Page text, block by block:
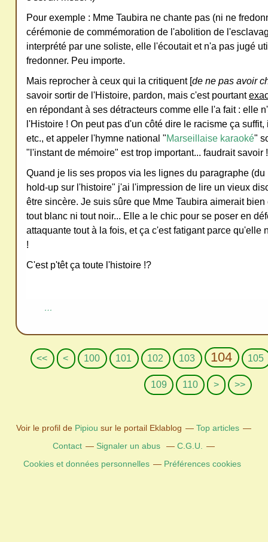
Pour exemple : Mme Taubira ne chante pas (ni ne
cérémonie de commémoration de l'abolition de
interprété par une soliste, elle l'écoutait et n'a pas jugé
fredonner. Peu importe.
Mais reprocher à ceux qui la critiquent [de ne pas avoir
savoir sortir de l'Histoire, pardon, mais c'est pourtant
en répondant à ses détracteurs comme elle l'a fait : elle
l'Histoire ! On peut pas d'un côté dire le racisme ça
etc., et appeler l'hymne national "Marseillaise karaoké"
"l'instant de mémoire" est trop important... faudrait savoir !
Quand je lis ses propos via les lignes du paragraphe
hold-up sur l'histoire" j'ai l'impression de lire un vieux
être sincère. Je suis sûre que Mme Taubira aimerait
tout blanc ni tout noir... Elle a le chic pour se poser en
attaquante tout à la fois, et ça c'est fatigant parce qu'elle
!
C'est p'têt ça toute l'histoire !?
…
<< < 100 101 102 103 104 105
109 110
1
1
1
1
1
1
1
> >>
Voir le profil de Pipiou sur le portail Eklablog
Top articles
Contact
Signaler un abus
C.G.U.
Cookies et données personnelles
Préférences cookies